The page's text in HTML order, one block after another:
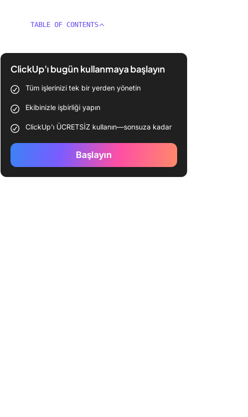
TABLE OF CONTENTS
ClickUp'ı bugün kullanmaya başlayın
Tüm işlerinizi tek bir yerden yönetin
Ekibinizle işbirliği yapın
ClickUp'ı ÜCRETSİZ kullanın—sonsuza kadar
Başlayın